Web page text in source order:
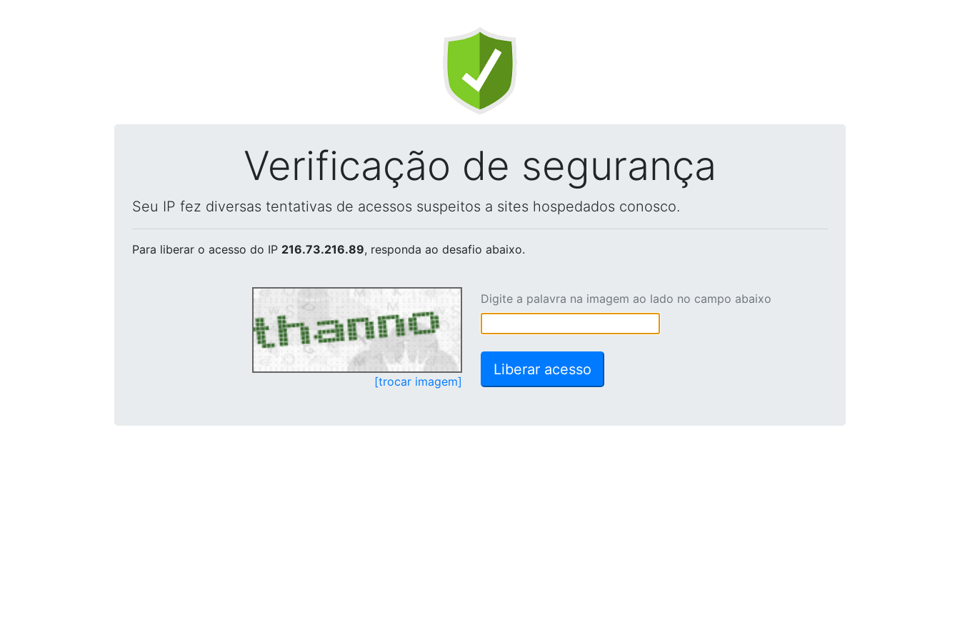
Verificação de segurança
Seu IP fez diversas tentativas de acessos suspeitos a sites hospedados conosco.
Para liberar o acesso do IP 216.73.216.89, responda ao desafio abaixo.
[trocar imagem]
Digite a palavra na imagem ao lado no campo abaixo